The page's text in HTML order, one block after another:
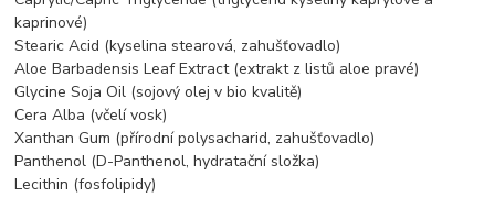
kaprinové)
Stearic Acid (kyselina stearová, zahušťovadlo)
Aloe Barbadensis Leaf Extract (extrakt z listů aloe pravé)
Glycine Soja Oil (sojový olej v bio kvalitě)
Cera Alba (včelí vosk)
Xanthan Gum (přírodní polysacharid, zahušťovadlo)
Panthenol (D-Panthenol, hydratační složka)
Lecithin (fosfolipidy)